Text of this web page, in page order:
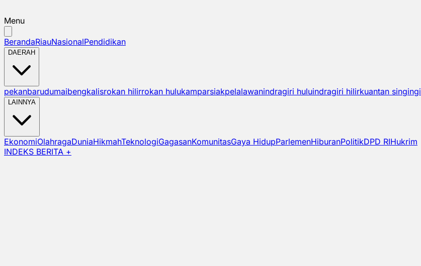
Menu
BerandaRiauNasionalPendidikan
DAERAH
pekanbarudumaibengkalisrokan hilirrokan hulukamparsiakpelalawanindragiri huluindragiri hilirkuantan singingi
LAINNYA
EkonomiOlahragaDuniaHikmahTeknologiGagasanKomunitasGaya HidupParlemenHiburanPolitikDPD RIHukrim
INDEKS BERITA +